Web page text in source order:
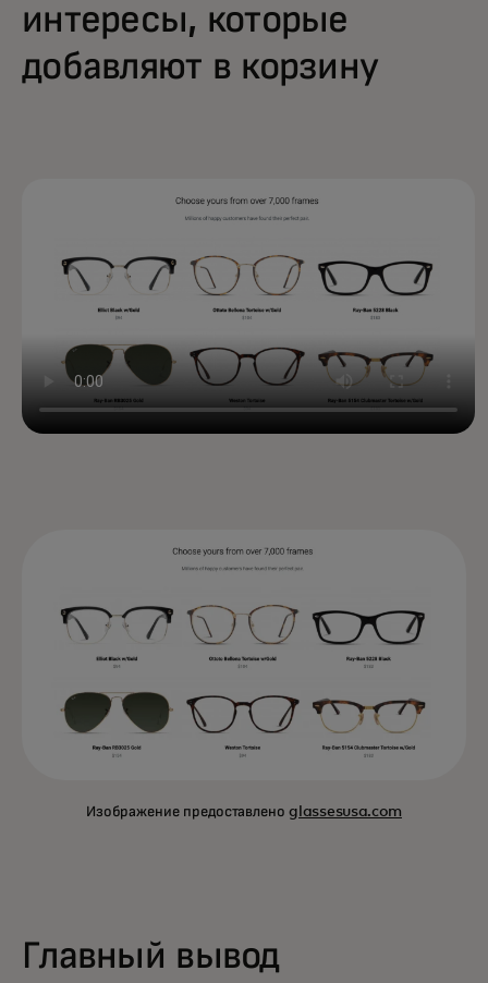
интересы, которые
добавляют в корзину
Изображение предоставленоglassesusa.com
Главный вывод